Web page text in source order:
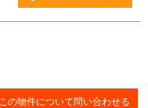
この物件について問い合わせる